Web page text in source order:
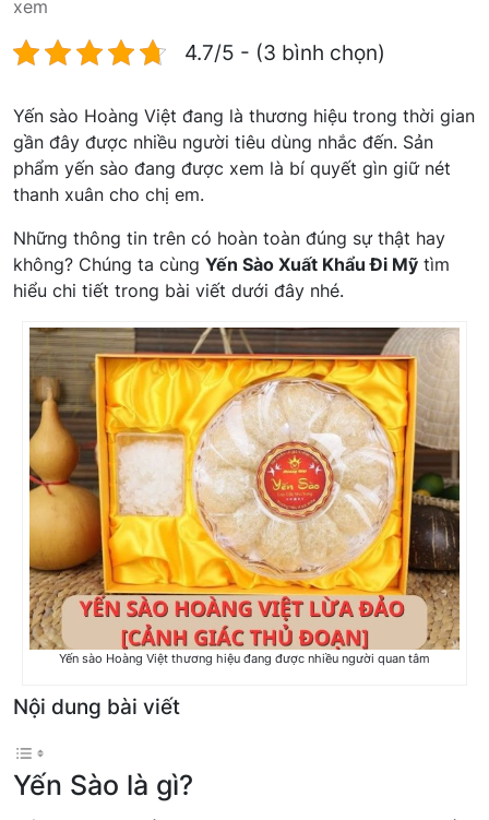
xem
4.7/5 - (3 bình chọn)
Yến sào Hoàng Việt đang là thương hiệu trong thời gian
gần đây được nhiều người tiêu dùng nhắc đến. Sản
phẩm yến sào đang được xem là bí quyết gìn giữ nét
thanh xuân cho chị em.
Những thông tin trên có hoàn toàn đúng sự thật hay
không? Chúng ta cùng Yến Sào Xuất Khẩu Đi Mỹ tìm
hiểu chi tiết trong bài viết dưới đây nhé.
Yến sào Hoàng Việt thương hiệu đang được nhiều người quan tâm
Nội dung bài viết
Yến Sào là gì?